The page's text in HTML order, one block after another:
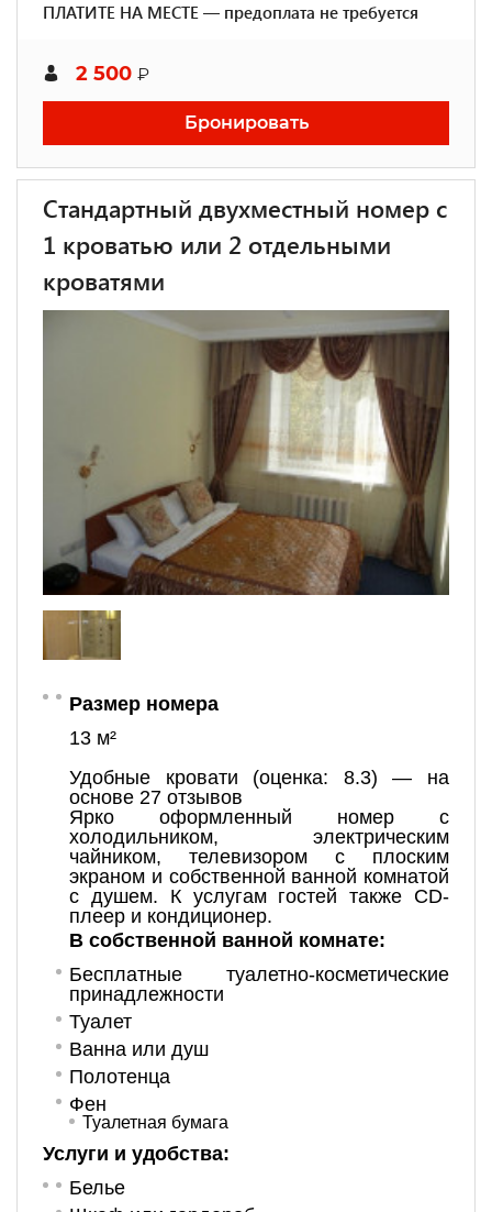
ПЛАТИТЕ НА МЕСТЕ — предоплата не требуется
2 500 ₽
Бронировать
Стандартный двухместный номер с
1 кроватью или 2 отдельными
кроватями
Размер номера
13 м²
Удобные кровати (оценка: 8.3) — на
основе 27 отзывов
Ярко оформленный номер с
холодильником, электрическим
чайником, телевизором с плоским
экраном и собственной ванной комнатой
с душем. К услугам гостей также CD-
плеер и кондиционер.
В собственной ванной комнате:
Бесплатные туалетно-косметические
принадлежности
Туалет
Ванна или душ
Полотенца
Фен
Туалетная бумага
Услуги и удобства: ​
Белье